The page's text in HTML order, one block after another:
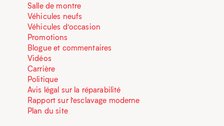
Salle de montre
Véhicules neufs
Véhicules d’occasion
Promotions
Blogue et commentaires
Vidéos
Carrière
Politique
Avis légal sur la réparabilité
Rapport sur l’esclavage moderne
Plan du site